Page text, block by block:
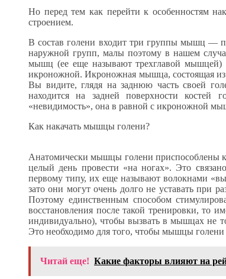
Но перед тем как перейти к особенностям
строением.
В состав голени входит три группы мышц —
наружной групп, малы поэтому в нашем
мышц (ее еще называют трехглавой
икроножной. Икроножная мышца, состоящая
Вы видите, глядя на заднюю часть своей
находится на задней поверхности
«невидимость», она в равной с икроножной
Как накачать мышцы голени?
Анатомически мышцы голени приспособлены
целый день провести «на ногах». Это
первому типу, их еще называют волокнами
зато они могут очень долго не уставать при
Поэтому единственным способом
восстановления после такой тренировки, то
индивидуально), чтобы вызвать в мышцах не
Это необходимо для того, чтобы мышцы голени
Читай еще! Какие факторы влияют на